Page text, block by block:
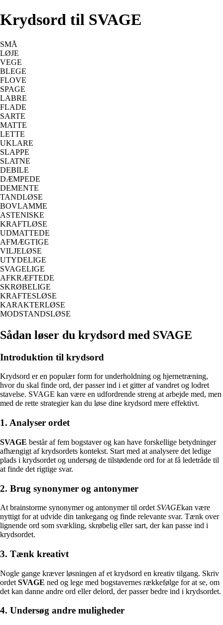
Krydsord til SVAGE
SMÅ
LØJE
VEGE
BLEGE
FLOVE
SPAGE
LABRE
FLADE
SARTE
MATTE
LETTE
UKLARE
SLAPPE
SLATNE
DEBILE
DÆMPEDE
DEMENTE
TANDLØSE
BOVLAMME
ASTENISKE
KRAFTLØSE
UDMATTEDE
AFMÆGTIGE
VILJELØSE
UTYDELIGE
SVAGELIGE
AFKRÆFTEDE
SKRØBELIGE
KRAFTESLØSE
KARAKTERLØSE
MODSTANDSLØSE
Sådan løser du krydsord med SVAGE
Introduktion til krydsord
Krydsord er en populær form for underholdning og hjernetræning,
hvor du skal finde ord, der passer ind i et gitter af vandret og lodret
stavelse. SVAGE kan være en udfordrende streng at arbejde med, men
med de rette strategier kan du løse dine krydsord mere effektivt.
1. Analyser ordet
SVAGE består af fem bogstaver og kan have forskellige betydninger
afhængigt af krydsordets kontekst. Start med at analysere det ledige
plads i krydsordet og undersøg de tilstødende ord for at få ledetråde til
at finde det rigtige svar.
2. Brug synonymer og antonymer
At brainstorme synonymer og antonymer til ordet SVAGEkan være
nyttigt for at udvide din tankegang og finde relevante svar. Tænk over
lignende ord som svækling, skrøbelig eller sart, der kan passe ind i
krydsordet.
3. Tænk kreativt
Nogle gange kræver løsningen af et krydsord en kreativ tilgang. Skriv
ordet SVAGE ned og lege med bogstavernes rækkefølge for at se, om
det kan danne andre ord eller delord, der passer bedre ind i krydsordet.
4. Undersøg andre muligheder